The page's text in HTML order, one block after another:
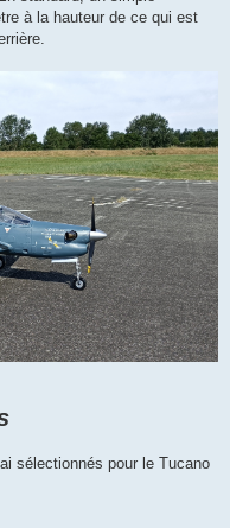
à la hauteur de ce qui est
sélectionnés pour le Tucano